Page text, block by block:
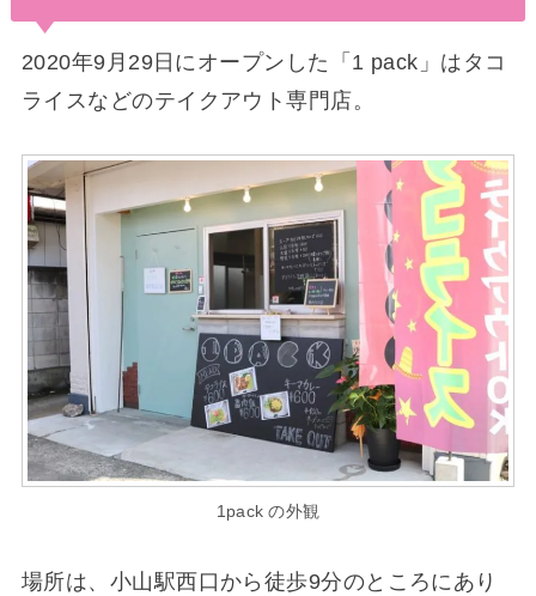
2020年9月29日にオープンした「1 pack」はタコ
ライスなどのテイクアウト専門店。
1pack の外観
場所は、小山駅西口から徒歩9分のところにあり